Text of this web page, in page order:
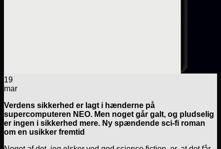
19
mar
Verdens sikkerhed er lagt i hænderne på
supercomputeren NEO. Men noget går galt, og pludselig
er ingen i sikkerhed mere. Ny spændende sci-fi roman
om en usikker fremtid